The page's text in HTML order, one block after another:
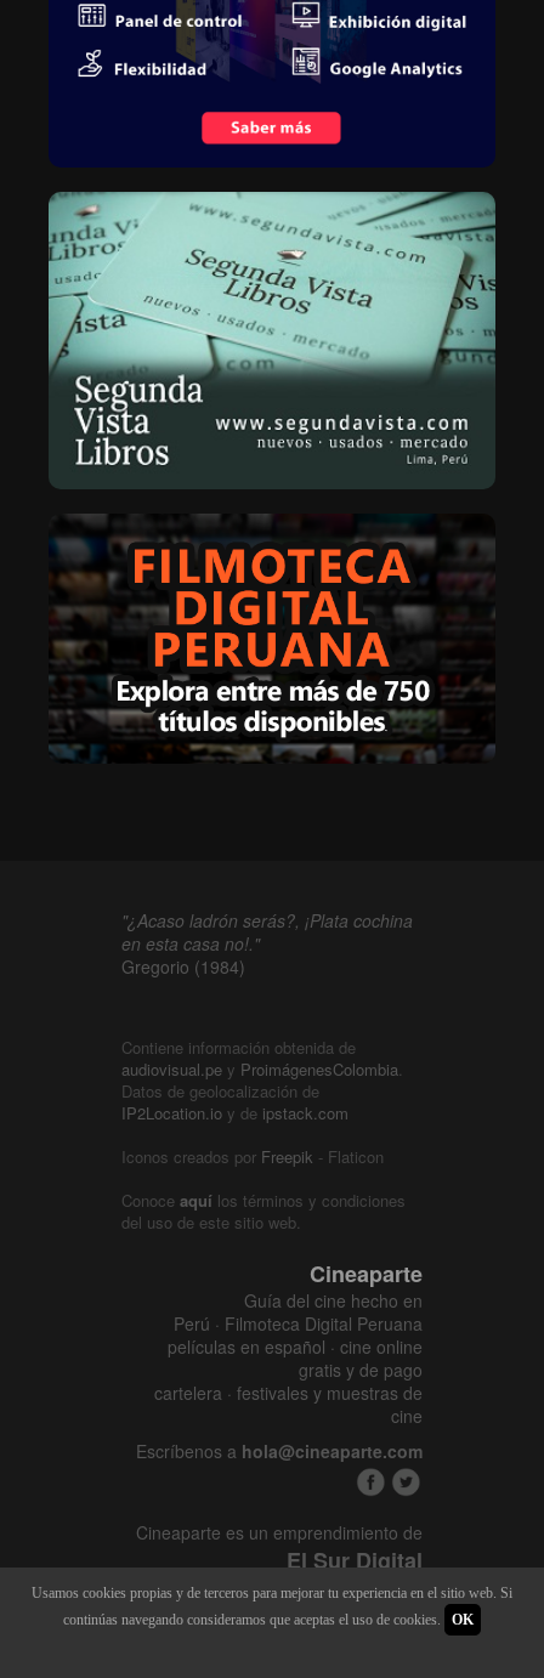
"¿Acaso ladrón serás?, ¡Plata cochina
en esta casa no!."
Gregorio (1984)
Contiene información obtenida de
audiovisual.pe y ProimágenesColombia.
Datos de geolocalización de
IP2Location.io y de ipstack.com
Iconos creados por Freepik - Flaticon
Conoce aquí los términos y condiciones
del uso de este sitio web.
Cineaparte
Guía del cine hecho en
Perú · Filmoteca Digital Peruana
películas en español · cine online
gratis y de pago
cartelera · festivales y muestras de
cine
Escríbenos a hola@cineaparte.com
Cineaparte es un emprendimiento de
El Sur Digital
www.elsurcine.com
Desarrollado porSALA247
Usamos cookies propias y de terceros para mejorar tu experiencia en el sitio web. Si
continúas navegando consideramos que aceptas el uso de cookies.
OK